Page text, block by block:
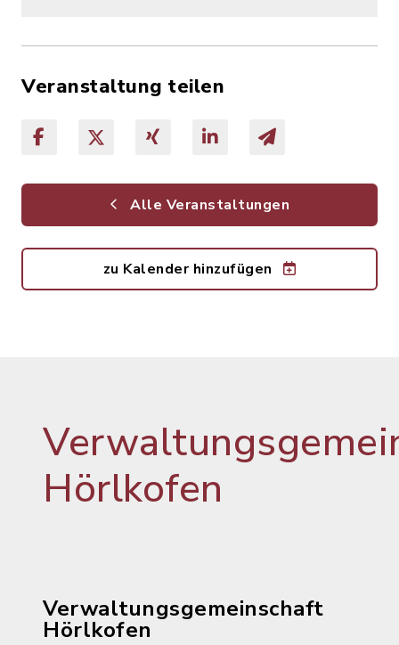
Veranstaltung teilen
Alle Veranstaltungen
zu Kalender hinzufügen
Hörlkofen
Verwaltungsgemeinschaft
Hörlkofen